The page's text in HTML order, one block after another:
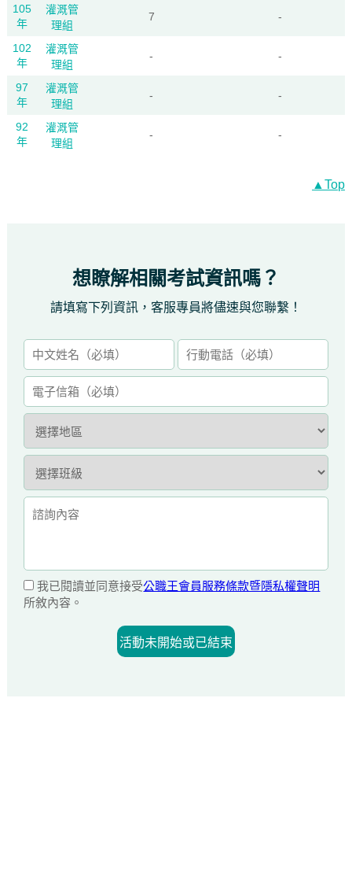
105
年
灌溉管
理組
7 -
102
年
灌溉管
理組
- -
97
年
灌溉管
理組
- -
92
年
灌溉管
理組
- -
▲Top
想瞭解相關考試資訊嗎？
請填寫下列資訊，客服專員將儘速與您聯繫！
我已閱讀並同意接受公職王會員服務條款暨隱私權聲明
所敘內容。
活動未開始或已結束